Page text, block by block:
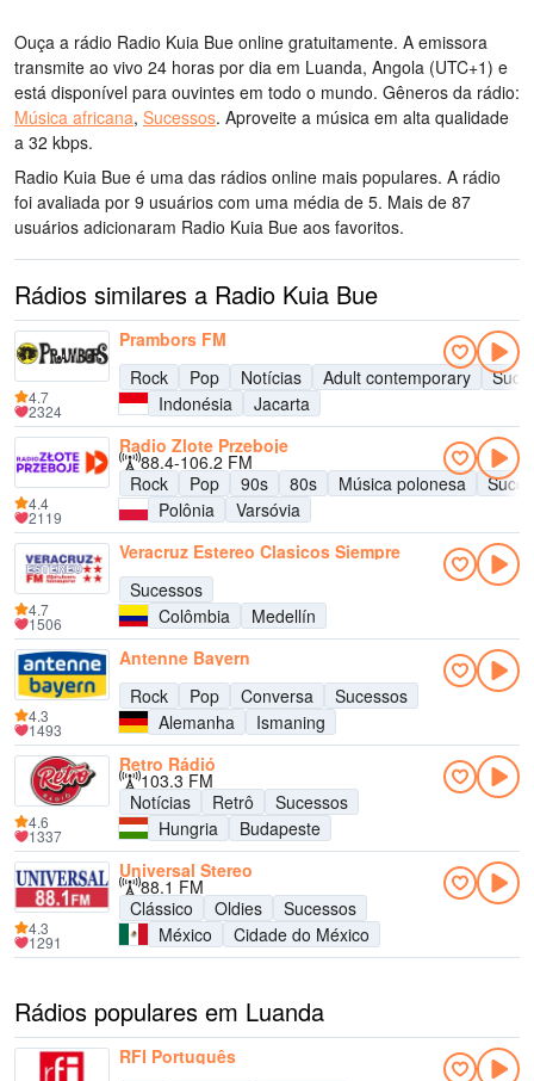
Ouça a rádio Radio Kuia Bue online gratuitamente. A emissora
transmite ao vivo 24 horas por dia em Luanda, Angola (UTC+1) e
está disponível para ouvintes em todo o mundo. Gêneros da rádio:
Música africana, Sucessos. Aproveite a música em alta qualidade
a 32 kbps.
Radio Kuia Bue é uma das rádios online mais populares. A rádio
foi avaliada por 9 usuários com uma média de 5. Mais de 87
usuários adicionaram Radio Kuia Bue aos favoritos.
Rádios similares a Radio Kuia Bue
Prambors FM
Rock
Pop Notícias Adult contemporary
Indonésia
Jacarta
4.7
2324
Radio Zlote Przeboje
88.4-106.2 FM
Rock
Pop 90s 80s Música polonesa
Polônia
Varsóvia
4.4
2119
Veracruz Estereo Clasicos Siempre
Sucessos
Colômbia
Medellín
4.7
1506
Antenne Bayern
Rock
Pop Conversa
Sucessos
Alemanha
Ismaning
4.3
1493
Retro Rádió
103.3 FM
Notícias
Retrô
Sucessos
Hungria
Budapeste
4.6
1337
Universal Stereo
88.1 FM
Clássico
Oldies
Sucessos
México
Cidade do México
4.3
1291
Rádios populares em Luanda
RFI Português